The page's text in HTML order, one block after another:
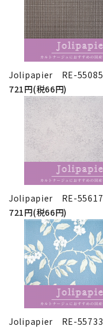
Jolipapier RE-55085
721円(税66円)
Jolipapier RE-55617
721円(税66円)
Jolipapier RE-55733